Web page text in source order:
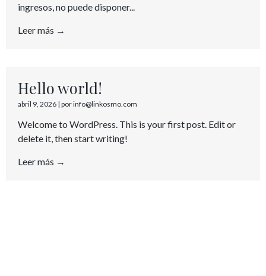
ingresos, no puede disponer...
Leer más →
Hello world!
abril 9, 2026 | por info@linkosmo.com
Welcome to WordPress. This is your first post. Edit or
delete it, then start writing!
Leer más →